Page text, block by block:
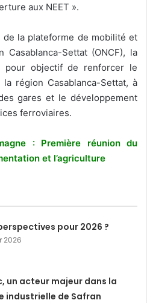
aux NEET ».
de la plateforme de mobilité et
Settat (ONCF), la
pour objectif de renforcer le
région Casablanca-Settat, à
gares et le développement
ferroviaires.
: Première réunion du
et l’agriculture
pour 2026 ?
2026
un acteur majeur dans la
industrielle de Safran